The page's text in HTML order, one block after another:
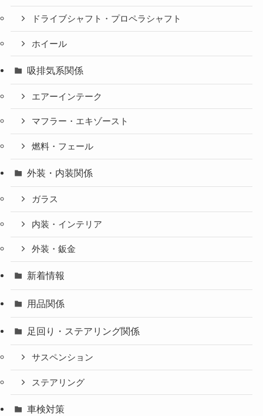
ドライブシャフト・プロペラシャフト
ホイール
吸排気系関係
エアーインテーク
マフラー・エキゾースト
燃料・フェール
外装・内装関係
ガラス
内装・インテリア
外装・鈑金
新着情報
用品関係
足回り・ステアリング関係
サスペンション
ステアリング
車検対策